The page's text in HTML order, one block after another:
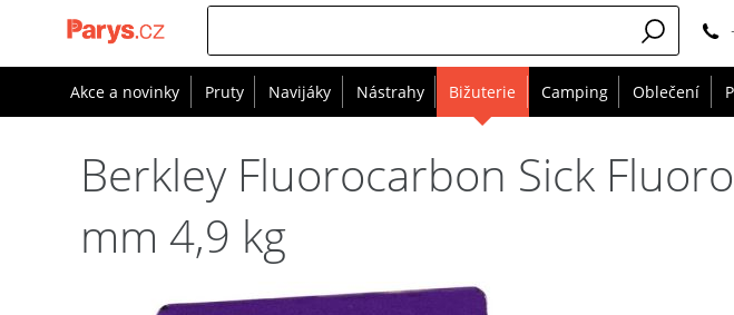
Akce a novinky Pruty Navijáky Nástrahy Bižuterie Camping Oblečení
Berkley Fluorocarbon Sick
mm 4,9 kg